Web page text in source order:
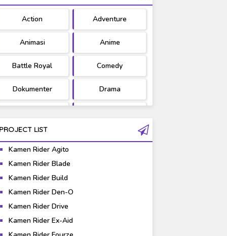
Ultraman West Series
Action Adventure
Animasi Anime
Battle Royal Comedy
Dokumenter Drama
Kaiju
Music
Science Fiction
PROJECT LIST
Kamen Rider Agito
Kamen Rider Blade
Kamen Rider Build
Kamen Rider Den-O
Kamen Rider Drive
Kamen Rider Ex-Aid